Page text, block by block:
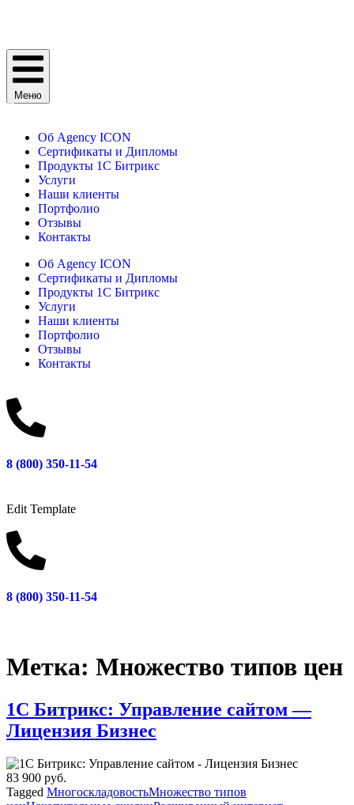
Меню
Об Agency ICON
Сертификаты и Дипломы
Продукты 1С Битрикс
Услуги
Наши клиенты
Портфолио
Отзывы
Контакты
Об Agency ICON
Сертификаты и Дипломы
Продукты 1С Битрикс
Услуги
Наши клиенты
Портфолио
Отзывы
Контакты
8 (800) 350-11-54
Edit Template
8 (800) 350-11-54
Метка: Множество типов цен
1С Битрикс: Управление сайтом —
Лицензия Бизнес
83 900 руб.
Tagged МногоскладовостьМножество типов